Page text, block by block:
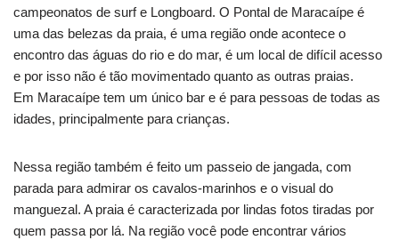
campeonatos de surf e Longboard. O Pontal de Maracaípe é
uma das belezas da praia, é uma região onde acontece o
encontro das águas do rio e do mar, é um local de difícil acesso
e por isso não é tão movimentado quanto as outras praias.
Em Maracaípe tem um único bar e é para pessoas de todas as
idades, principalmente para crianças.
Nessa região também é feito um passeio de jangada, com
parada para admirar os cavalos-marinhos e o visual do
manguezal. A praia é caracterizada por lindas fotos tiradas por
quem passa por lá. Na região você pode encontrar vários